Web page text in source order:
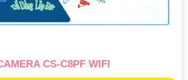
CS-C8PF WIFI